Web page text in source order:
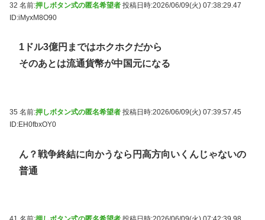
32 名前:押しボタン式の匿名希望者 投稿日時:2026/06/09(火) 07:38:29.47
ID:iMyxM8O90
1ドル3億円まではホクホクだから
そのあとは流通貨幣が中国元になる
35 名前:押しボタン式の匿名希望者 投稿日時:2026/06/09(火) 07:39:57.45
ID:EH0fbxOY0
ん？戦争終結に向かうなら円高方向いくんじゃないの
普通